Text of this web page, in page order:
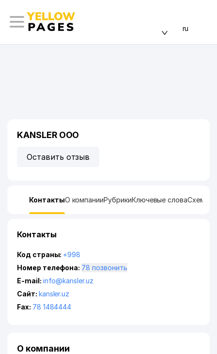
ru
KANSLER ООО
Оставить отзыв
КонтактыО компанииРубрикиКлючевые словаСхема
Контакты
Код страны: +998
Номер телефона:
78 позвонить
E-mail: info@kansler.uz
Сайт: kansler.uz
Fax: 78 1484444
О компании